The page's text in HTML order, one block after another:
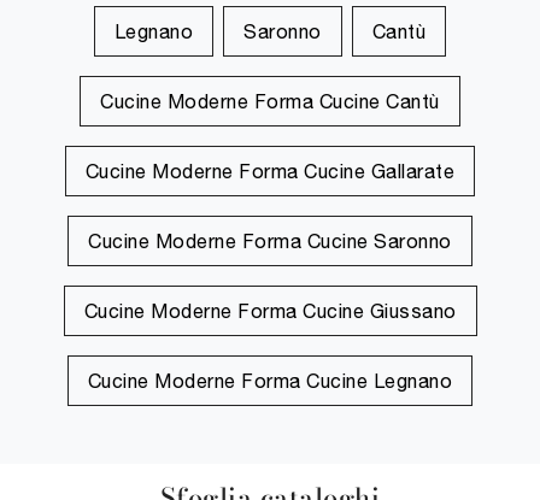
Legnano Saronno Cantù
Cucine Moderne Forma Cucine Cantù
Cucine Moderne Forma Cucine Gallarate
Cucine Moderne Forma Cucine Saronno
Cucine Moderne Forma Cucine Giussano
Cucine Moderne Forma Cucine Legnano